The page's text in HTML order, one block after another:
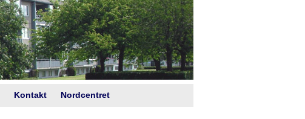
Kontakt Nordcentret